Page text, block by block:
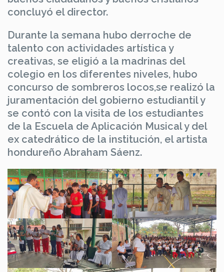
concluyó el director.
Durante la semana hubo derroche de
talento con actividades artística y
creativas, se eligió a la madrinas del
colegio en los diferentes niveles, hubo
concurso de sombreros locos,se realizó la
juramentación del gobierno estudiantil y
se contó con la visita de los estudiantes
de la Escuela de Aplicación Musical y del
ex catedrático de la institución, el artista
hondureño Abraham Sáenz.